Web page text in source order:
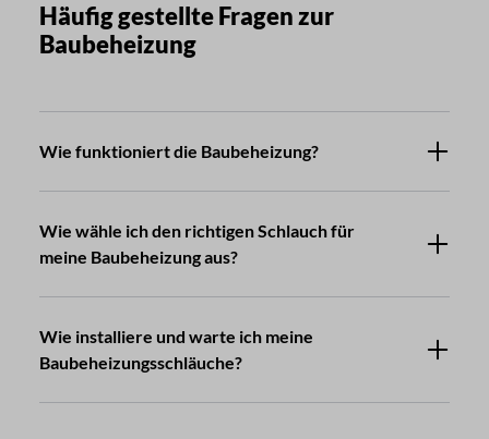
Häufig gestellte Fragen zur
Baubeheizung
Wie funktioniert die Baubeheizung?
Wie wähle ich den richtigen Schlauch für
meine Baubeheizung aus?
Wie installiere und warte ich meine
Baubeheizungsschläuche?